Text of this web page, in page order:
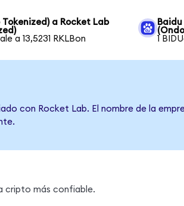
Tokenized) a Rocket Lab
a 13,5231 RKLBon
1
con Rocket Lab. El nombre de la
cripto más confiable.